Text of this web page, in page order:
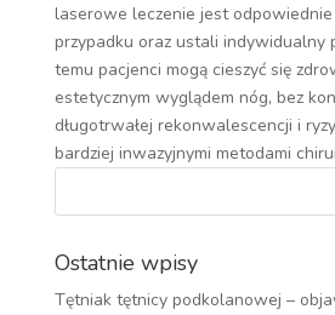
laserowe leczenie jest
przypadku oraz ustali indywidualny
temu pacjenci mogą cieszyć się
estetycznym wyglądem nóg, bez
długotrwałej rekonwalescencji i
bardziej inwazyjnymi metodami
Ostatnie wpisy
Tętniak tętnicy podkolanowej –